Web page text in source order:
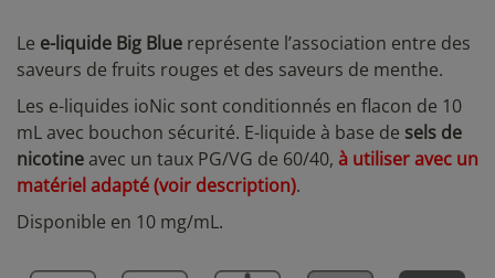
Le e-liquide Big Blue représente l’association entre des
saveurs de fruits rouges et des saveurs de menthe.
Les e-liquides ioNic sont conditionnés en flacon de 10
mL avec bouchon sécurité. E-liquide à base de sels de
nicotineavec un taux PG/VG de 60/40, à utiliser avec un
matériel adapté(voir description).
Disponible en 10 mg/mL.